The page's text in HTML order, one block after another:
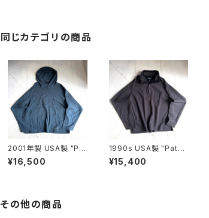
同じカテゴリの商品
2001年製 USA製 "Pat
agonia" rincon food
ie
¥16,500
1990s USA製 "Patag
onia" MICRO D-LUX
E pullover
¥15,400
その他の商品